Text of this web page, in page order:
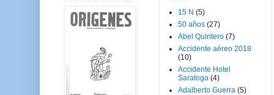
15 N (5)
50 años (27)
Abel Quintero (7)
Accidente aéreo 2018
(10)
Accidente Hotel
Saratoga (4)
Adalberto Guerra (5)